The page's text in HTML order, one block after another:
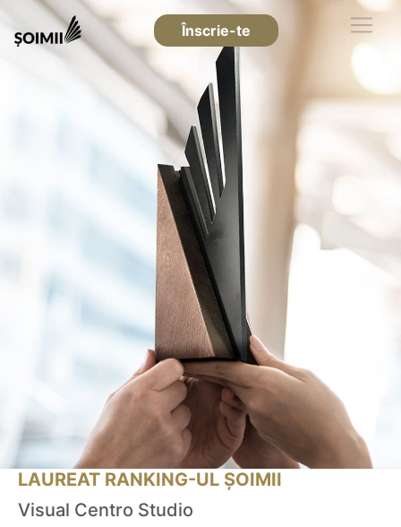
Înscrie-te
LAUREAT RANKING-UL ȘOIMII
Visual Centro Studio